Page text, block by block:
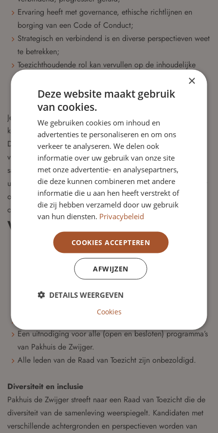
Ervaring heeft met governance, ethische richtlijnen en
borging van een Code of Conduct;
Strategisch en verbindend is en diverse perspectieven weet
te betrekken;
Toezichthoudende rol kan vervullen op de inhoudelijke
programmering en de onafhankelijkheid kan bewaken;
Reflectief, communicatief sterk en maatschappelijk
betrokken is.
Je bent een inspirerende persoonlijkheid en bereid om je
kennis en netwerk actief in te zetten voor Pakhuis de Zwijger.
De nieuwe leden zijn in staat om een effectieve balans te
vinden tussen positief-kritisch tegenspel en constructief
samenwerken. Je bent omgevingssensitief, beschikt over een
uitstekend gevoel voor bestuurlijke verhoudingen en overtuigt
op inhoud met oog voor de relatie. Plezierig in de omgang,
communicatief, belangstellend en interpersoonlijke sensitief.
Wat bieden wij?
Je bent onderdeel van een organisatie die grote
maatschappelijke impact nastreeft;
De kans om mee te denken over de strategische en
inhoudelijke koers van Pakhuis de Zwijger;
Samenwerking in een divers en betrokken team van
Een uitnodiging voor alle (open en besloten) programma’s
van Pakhuis de Zwijger.
Alle leden van de Raad van Toezicht zijn onbezoldigd.
Diversiteit en inclusie
Pakhuis de Zwijger streeft naar een Raad van Toezicht die de
diversiteit van de samenleving weerspiegelt. Kandidaten met
verschillende achtergronden en perspectieven worden van
×
Deze website maakt gebruik
van cookies.
We gebruiken cookies om inhoud en
advertenties te personaliseren en om ons
verkeer te analyseren. We delen ook
informatie over uw gebruik van onze site
met onze advertentie- en analysepartners,
die deze kunnen combineren met andere
informatie die u aan hen heeft verstrekt of
die zij hebben verzameld door uw gebruik
van hun diensten. Privacybeleid
COOKIES ACCEPTEREN
AFWIJZEN
DETAILS WEERGEVEN
Cookies